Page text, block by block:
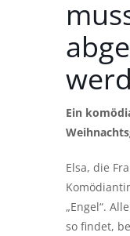
Ein
Elsa, die
„Engel“.
so findet,